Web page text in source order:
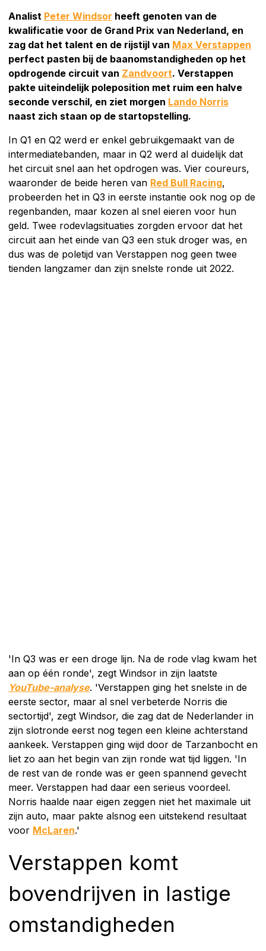
Analist Peter Windsor heeft genoten van de
kwalificatie voor de Grand Prix van Nederland, en
zag dat het talent en de rijstijl van Max Verstappen
perfect pasten bij de baanomstandigheden op het
opdrogende circuit van Zandvoort. Verstappen
pakte uiteindelijk poleposition met ruim een halve
seconde verschil, en ziet morgen Lando Norris
naast zich staan op de startopstelling.
In Q1 en Q2 werd er enkel gebruikgemaakt van de
intermediatebanden, maar in Q2 werd al duidelijk dat
het circuit snel aan het opdrogen was. Vier coureurs,
waaronder de beide heren van Red Bull Racing,
probeerden het in Q3 in eerste instantie ook nog op de
regenbanden, maar kozen al snel eieren voor hun
geld. Twee rodevlagsituaties zorgden ervoor dat het
circuit aan het einde van Q3 een stuk droger was, en
dus was de poletijd van Verstappen nog geen twee
tienden langzamer dan zijn snelste ronde uit 2022.
'In Q3 was er een droge lijn. Na de rode vlag kwam het
aan op één ronde', zegt Windsor in zijn laatste
YouTube-analyse. 'Verstappen ging het snelste in de
eerste sector, maar al snel verbeterde Norris die
sectortijd', zegt Windsor, die zag dat de Nederlander in
zijn slotronde eerst nog tegen een kleine achterstand
aankeek. Verstappen ging wijd door de Tarzanbocht en
liet zo aan het begin van zijn ronde wat tijd liggen. 'In
de rest van de ronde was er geen spannend gevecht
meer. Verstappen had daar een serieus voordeel.
Norris haalde naar eigen zeggen niet het maximale uit
zijn auto, maar pakte alsnog een uitstekend resultaat
voor McLaren.'
Verstappen komt
bovendrijven in lastige
omstandigheden